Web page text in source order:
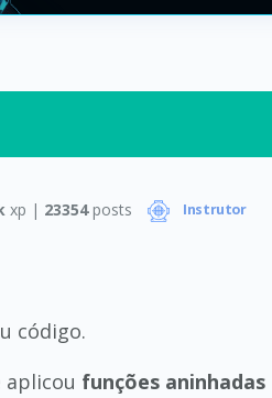
xp | 23354posts Instrutor
código.
aplicou funções aninhadas